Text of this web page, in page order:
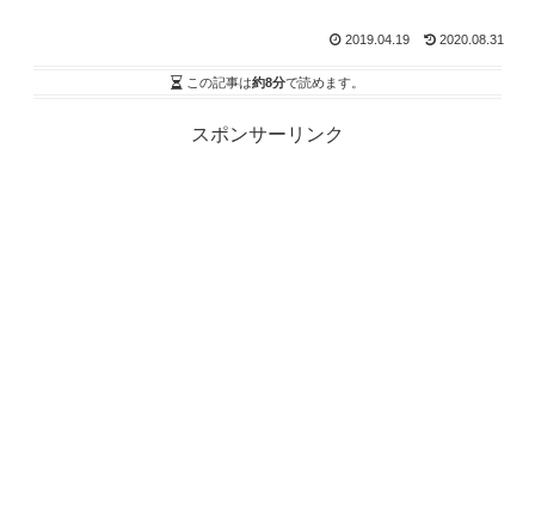
2019.04.19 2020.08.31
この記事は約8分で読めます。
スポンサーリンク